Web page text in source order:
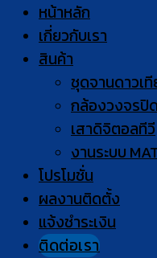
หน้าหลัก
เกี่ยวกับเรา
สินค้า
ชุดจานดาวเ
กล้องวงจรปิ
เสาดิจิตอลทีวี
งานระบบ
โปรโมชั่น
ผลงานติดตั้ง
แจ้งชำระเงิน
ติดต่อเรา